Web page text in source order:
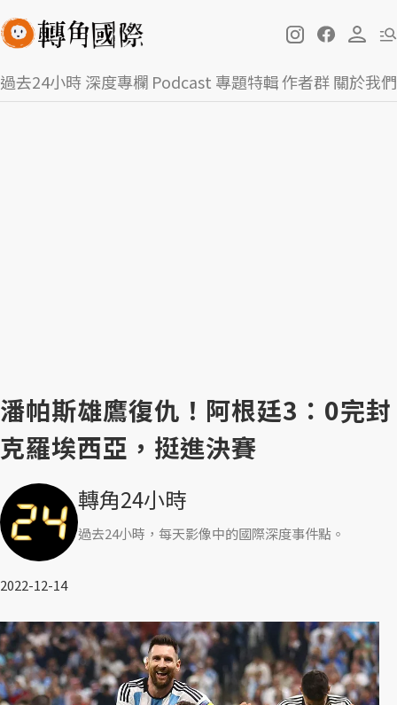
過去24小時深度專欄 Podcast 專題特輯作者群關於我們
潘帕斯雄鷹復仇！阿根廷3：0完封
克羅埃西亞，挺進決賽
轉角24小時
過去24小時，每天影像中的國際深度事件點。
2022-12-14